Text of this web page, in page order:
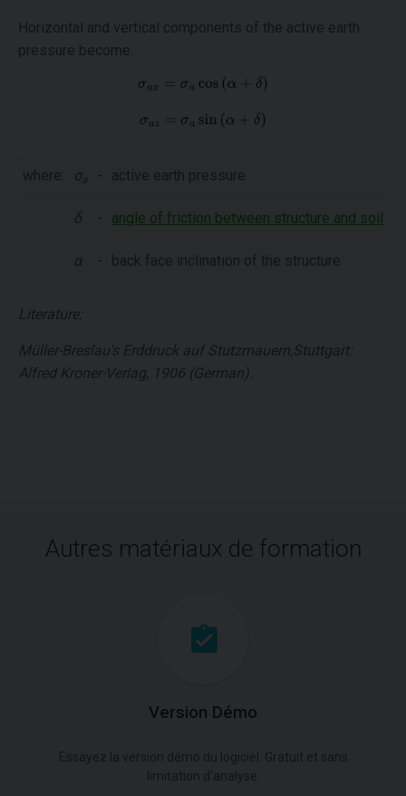
Horizontal and vertical components of the active earth
pressure become:
where: σ a - active earth pressure
δ - angle of friction between structure and soil
α - back face inclination of the structure
Literature:
Müller-Breslau's Erddruck auf Stutzmauern,Stuttgart:
Alfred Kroner-Verlag, 1906 (German).
Autres matériaux de formation
Version Démo
Essayez la version démo du logiciel. Gratuit et sans
limitation d'analyse.